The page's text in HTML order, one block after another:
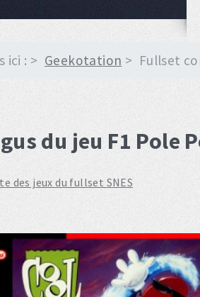
ici : Geekotation Fullset
du jeu F1 Pole
des jeux du fullset SNES